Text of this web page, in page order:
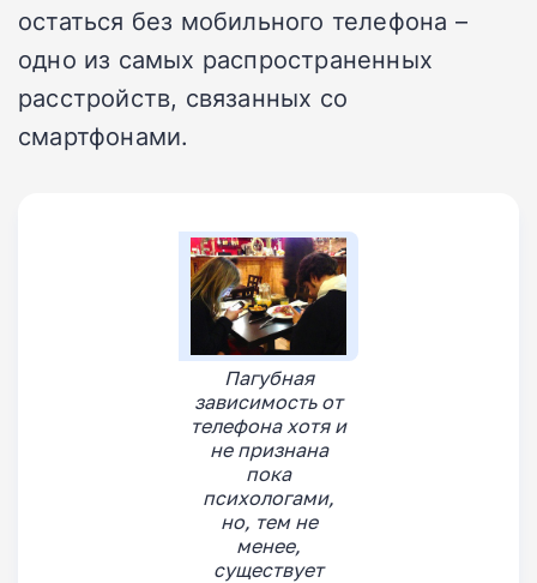
остаться без мобильного телефона –
одно из самых распространенных
расстройств, связанных со
смартфонами.
Пагубная
зависимость от
телефона хотя и
не признана
пока
психологами,
но, тем не
менее,
существует